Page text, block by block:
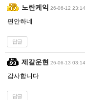
노란케익 26-06-12 23:14
편안하네
답글
제갈운현 26-06-13 03:14
감사합니다
답글